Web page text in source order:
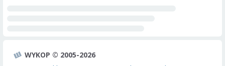
WYKOP © 2005-2026